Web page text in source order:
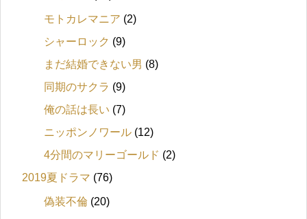
モトカレマニア (2)
シャーロック (9)
まだ結婚できない男 (8)
同期のサクラ (9)
俺の話は長い (7)
ニッポンノワール (12)
4分間のマリーゴールド (2)
2019夏ドラマ (76)
偽装不倫 (20)